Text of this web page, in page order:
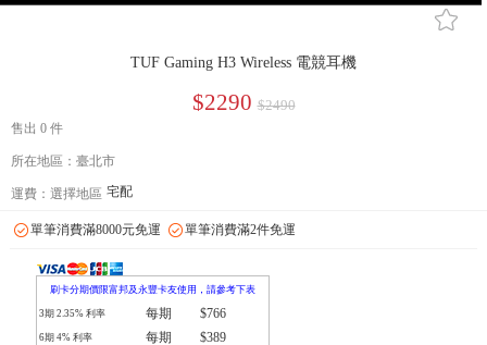
󰄔
TUF Gaming H3 Wireless 電競耳機
$2290 $2490
售出 0 件
所在地區：臺北市
運費： 選擇地區 宅配
單筆消費滿8000元免運 單筆消費滿2件免運
刷卡分期價限富邦及永豐卡友使用，請參考下表
3期 2.35% 利率 每期 $766
6期 4% 利率 每期 $389